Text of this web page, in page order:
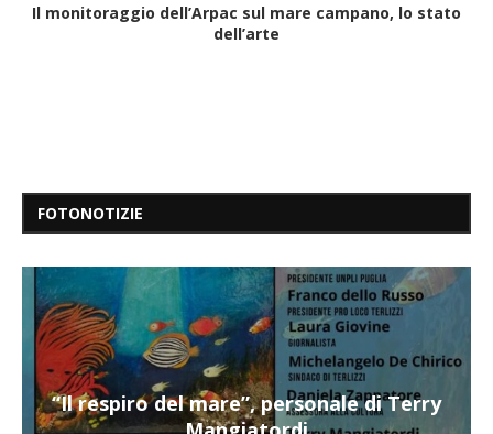
Il monitoraggio dell’Arpac sul mare campano, lo stato
dell’arte
FOTONOTIZIE
“Il respiro del mare”, personale di Terry